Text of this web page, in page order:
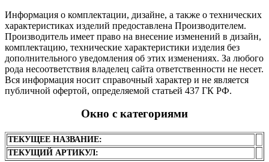
Информация о комплектации, дизайне, а также о технических
характеристиках изделий предоставлена Производителем.
Производитель имеет право на внесение изменений в дизайн,
комплектацию, технические характеристики изделия без
дополнительного уведомления об этих изменениях. За любого
рода несоответствия владелец сайта ответственности не несет.
Вся информация носит справочный характер и не является
публичной офертой, определяемой статьей 437 ГК РФ.
Окно с категориями
ТЕКУЩЕЕ НАЗВАНИЕ:
ТЕКУЩИЙ АРТИКУЛ: